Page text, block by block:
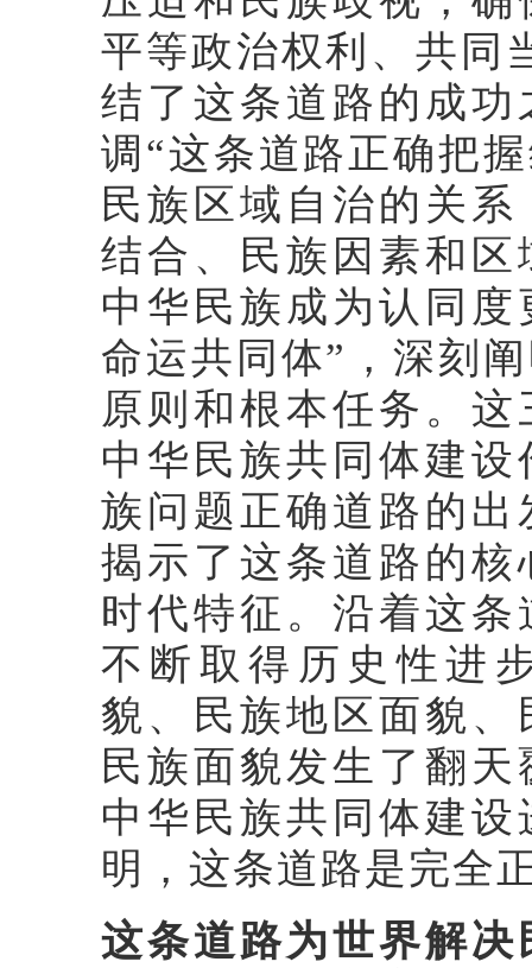
平等政治权利、共同
结了这条道路的成
调“这条道路正确把
民族区域自治的关
结合、民族因素和
中华民族成为认同
命运共同体”，深刻
原则和根本任务。
中华民族共同体建
族问题正确道路的
揭示了这条道路的
时代特征。沿着这
不断取得历史性进
貌、民族地区面貌
民族面貌发生了翻
中华民族共同体建
明，这条道路是完全
这条道路为世界解